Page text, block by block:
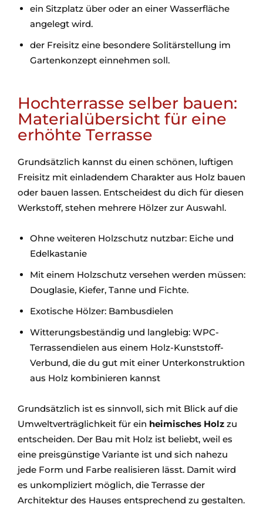
ein Sitzplatz über oder an einer Wasserfläche
angelegt wird.
der Freisitz eine besondere Solitärstellung im
Gartenkonzept einnehmen soll.
Hochterrasse selber bauen:
Materialübersicht für eine
erhöhte Terrasse
Grundsätzlich kannst du einen schönen, luftigen
Freisitz mit einladendem Charakter aus Holz bauen
oder bauen lassen. Entscheidest du dich für diesen
Werkstoff, stehen mehrere Hölzer zur Auswahl.
Ohne weiteren Holzschutz nutzbar: Eiche und
Edelkastanie
Mit einem Holzschutz versehen werden müssen:
Douglasie, Kiefer, Tanne und Fichte.
Exotische Hölzer: Bambusdielen
Witterungsbeständig und langlebig: WPC-
Terrassendielen aus einem Holz-Kunststoff-
Verbund, die du gut mit einer Unterkonstruktion
aus Holz kombinieren kannst
Grundsätzlich ist es sinnvoll, sich mit Blick auf die
Umweltverträglichkeit für ein heimisches Holz zu
entscheiden. Der Bau mit Holz ist beliebt, weil es
eine preisgünstige Variante ist und sich nahezu
jede Form und Farbe realisieren lässt. Damit wird
es unkompliziert möglich, die Terrasse der
Architektur des Hauses entsprechend zu gestalten.